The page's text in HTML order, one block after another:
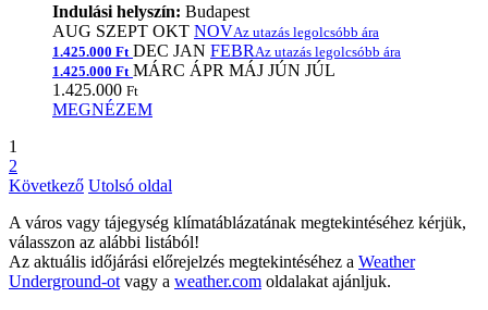
Indulási helyszín: Budapest
AUG SZEPT OKT NOVAz utazás legolcsóbb ára
1.425.000 Ft DEC JAN FEBR Az utazás legolcsóbb ára
1.425.000 Ft MÁRC ÁPR MÁJ JÚN JÚL
1.425.000 Ft
MEGNÉZEM
1
2
Következő Utolsó oldal
A város vagy tájegység klímatáblázatának megtekintéséhez kérjük,
válasszon az alábbi listából!
Az aktuális időjárási előrejelzés megtekintéséhez a Weather
Underground-ot vagy a weather.com oldalakat ajánljuk.